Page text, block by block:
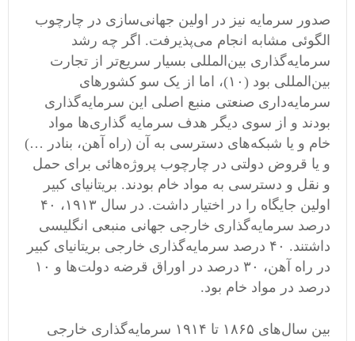
صدور سرمایه نیز در اولین جهانی‌سازی در چارچوب
الگوئی مشابه انجام می‌پذیرفت. اگر چه رشد
سرمایه‌گذاری بین‌المللی بسیار سریع‌تر از تجارت
بین‌المللی بود (۱۰)، اما از یک سو کشورهای
سرمایه‌داری صنعتی منبع اصلی این سرمایه‌گذاری
بودند و از سوی دیگر هدف سرمایه گذاری‌ها مواد
خام و یا شبکه‌های دسترسی به آن (راه آهن، بنادر …)
و یا قروض دولتی در چارچوب پروژه‌هائی برای حمل
و نقل و دسترسی به مواد خام بودند. بریتانیای کبیر
اولین جایگاه را در اختیار داشت. در سال ۱۹۱۳، ۴۰
درصد سرمایه‌گذاری خارجی جهانی منبعی انگلیسی
داشتند. ۴۰ درصد سرمایه‌گذاری خارجی بریتانیای کبیر
در راه آهن، ۳۰ درصد در اوراق قرضه دولت‌ها و ۱۰
درصد در مواد خام بود.
بین سال‌های ۱۸۶۵ تا ۱۹۱۴ سرمایه‌گذاری خارجی